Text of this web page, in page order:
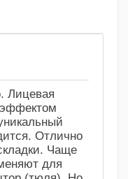
Лицевая
Отлично
Чаще
для